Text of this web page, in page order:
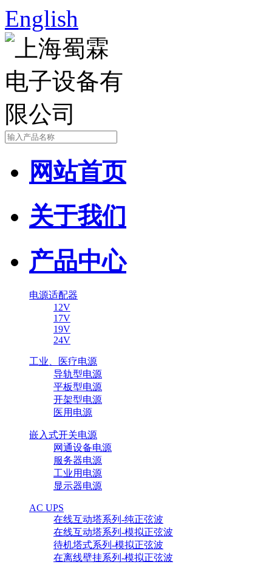
English
网站首页
关于我们
产品中心
电源适配器
12V
17V
19V
24V
工业、医疗电源
导轨型电源
平板型电源
开架型电源
医用电源
嵌入式开关电源
网通设备电源
服务器电源
工业用电源
显示器电源
AC UPS
在线互动塔系列-纯正弦波
在线互动塔系列-模拟正弦波
待机塔式系列-模拟正弦波
在离线壁挂系列-模拟正弦波